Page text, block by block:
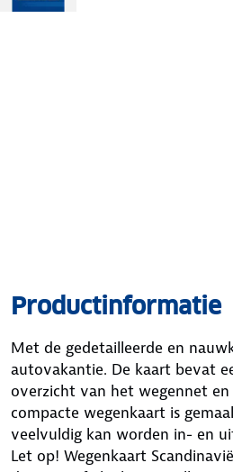
Productinformatie
Met de gedetailleerde en
autovakantie. De kaart bevat
overzicht van het wegennet en
compacte wegenkaart is
veelvuldig kan worden in- en
Let op! Wegenkaart